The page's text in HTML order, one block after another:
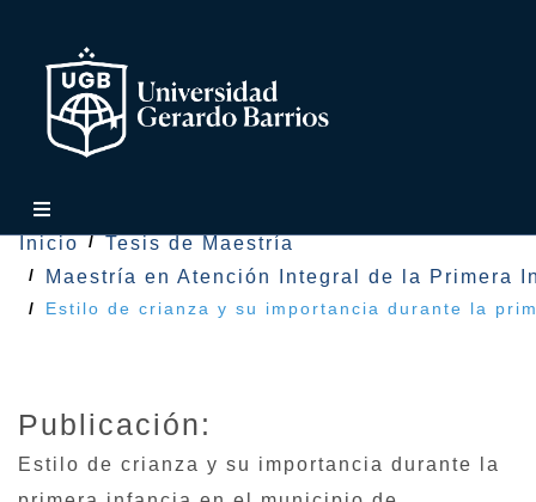
Inicio
Tesis de Maestría
Maestría en Atención Integral de la Primera
Estilo de crianza y su importancia durante la
Publicación:
Estilo de crianza y su importancia durante la